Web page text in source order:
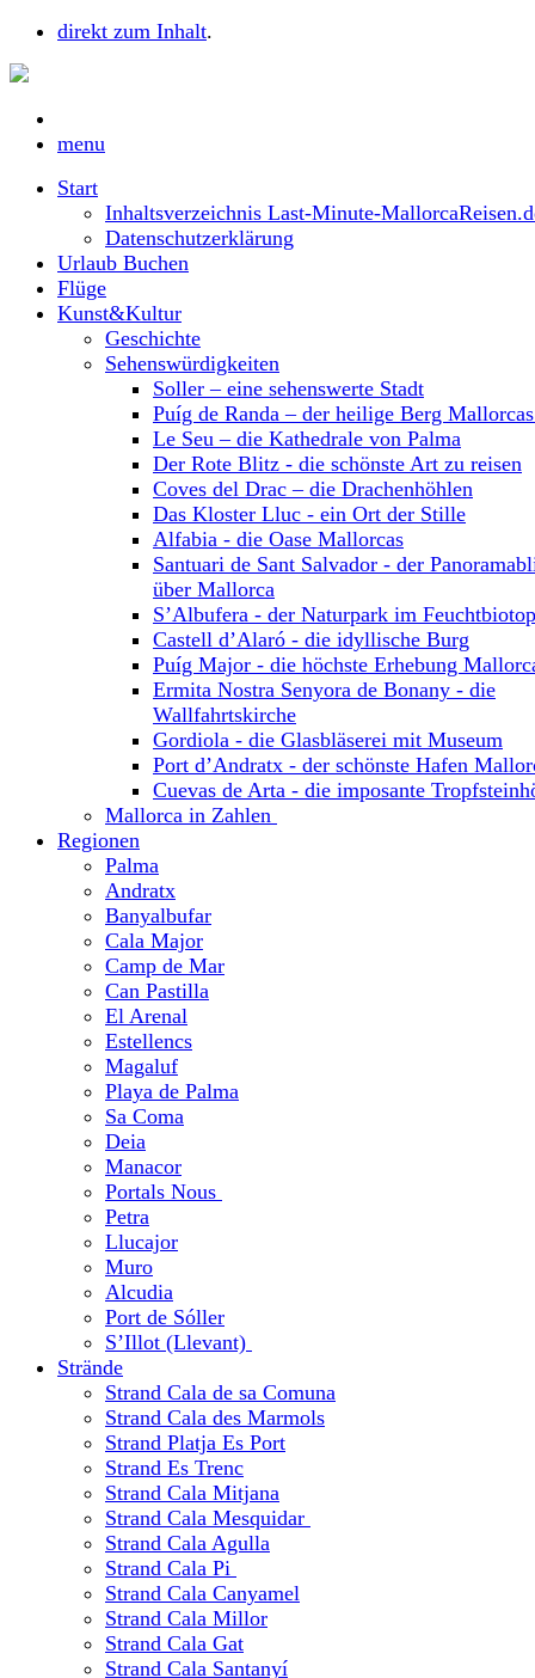
direkt zum Inhalt.
menu
Start
Inhaltsverzeichnis Last-Minute-
Datenschutzerklärung
Urlaub Buchen
Flüge
Kunst&Kultur
Geschichte
Sehenswürdigkeiten
Soller – eine sehenswerte Stadt
Puíg de Randa – der heilige Berg
Le Seu – die Kathedrale von Palma
Der Rote Blitz - die schönste Art zu reisen
Coves del Drac – die Drachenhöhlen
Das Kloster Lluc - ein Ort der Stille
Alfabia - die Oase Mallorcas
Santuari de Sant Salvador - der
über Mallorca
S’Albufera - der Naturpark im Feuchtbiotop
Castell d’Alaró - die idyllische Burg
Puíg Major - die höchste Erhebung
Ermita Nostra Senyora de Bonany - die
Wallfahrtskirche
Gordiola - die Glasbläserei mit Museum
Port d’Andratx - der schönste Hafen
Cuevas de Arta - die imposante
Mallorca in Zahlen
Regionen
Palma
Andratx
Banyalbufar
Cala Major
Camp de Mar
Can Pastilla
El Arenal
Estellencs
Magaluf
Playa de Palma
Sa Coma
Deia
Manacor
Portals Nous
Petra
Llucajor
Muro
Alcudia
Port de Sóller
S’Illot (Llevant)
Strände
Strand Cala de sa Comuna
Strand Cala des Marmols
Strand Platja Es Port
Strand Es Trenc
Strand Cala Mitjana
Strand Cala Mesquidar
Strand Cala Agulla
Strand Cala Pi
Strand Cala Canyamel
Strand Cala Millor
Strand Cala Gat
Strand Cala Santanyí